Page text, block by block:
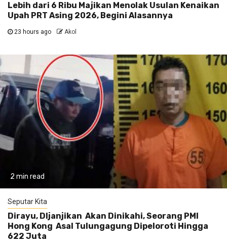
Lebih dari 6 Ribu Majikan Menolak Usulan Kenaikan
Upah PRT Asing 2026, Begini Alasannya
23 hours ago Akol
2 min read
Seputar Kita
Dirayu, DIjanjikan Akan Dinikahi, Seorang PMI
Hong Kong Asal Tulungagung Dipeloroti Hingga
622 Juta